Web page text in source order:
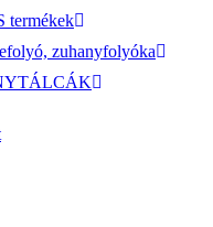
termékek
zuhanyfolyóka